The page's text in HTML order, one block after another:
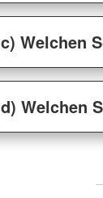
c) Welchen
d) Welchen